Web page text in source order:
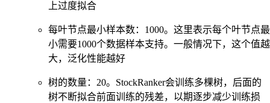
上过度拟合
每叶节点最小样本数：1000。这里表示每个叶节点最
小需要1000个数据样本支持。一般情况下，这个值越
大，泛化性能越好
树的数量：20。StockRanker会训练多棵树，后面的
树不断拟合前面训练的残差，以期逐步减少训练损